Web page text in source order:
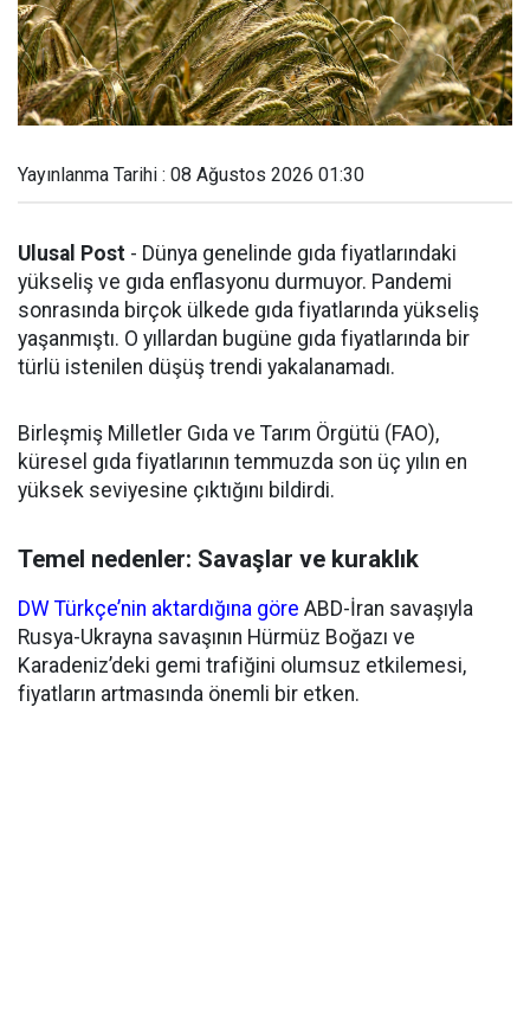
Yayınlanma Tarihi : 08 Ağustos 2026 01:30
Ulusal Post - Dünya genelinde gıda fiyatlarındaki
yükseliş ve gıda enflasyonu durmuyor. Pandemi
sonrasında birçok ülkede gıda fiyatlarında yükseliş
yaşanmıştı. O yıllardan bugüne gıda fiyatlarında bir
türlü istenilen düşüş trendi yakalanamadı.
Birleşmiş Milletler Gıda ve Tarım Örgütü (FAO),
küresel gıda fiyatlarının temmuzda son üç yılın en
yüksek seviyesine çıktığını bildirdi.
Temel nedenler: Savaşlar ve kuraklık
DW Türkçe’nin aktardığına göre ABD-İran savaşıyla
Rusya-Ukrayna savaşının Hürmüz Boğazı ve
Karadeniz’deki gemi trafiğini olumsuz etkilemesi,
fiyatların artmasında önemli bir etken.